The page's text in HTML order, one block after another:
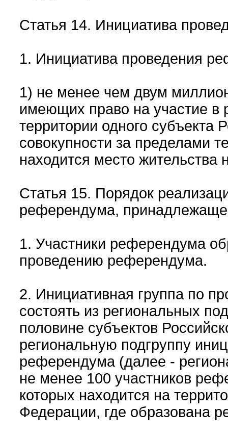
Статья 14. Инициатива
1. Инициатива проведения
1) не менее чем двум
имеющих право на участие в
территории одного субъекта
совокупности за пределами
находится место жительства
Статья 15. Порядок
референдума,
1. Участники референдума
проведению референдума.
2. Инициативная группа по
состоять из региональных
половине субъектов
региональную подгруппу
референдума (далее -
не менее 100 участников
которых находится на
Федерации, где образована